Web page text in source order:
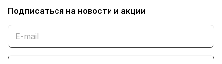
Подписаться на новости и акции